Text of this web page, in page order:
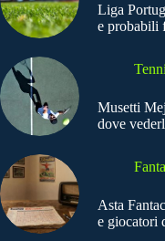
Liga
e probabili
Musetti
dove
Fanta
Asta
e giocatori